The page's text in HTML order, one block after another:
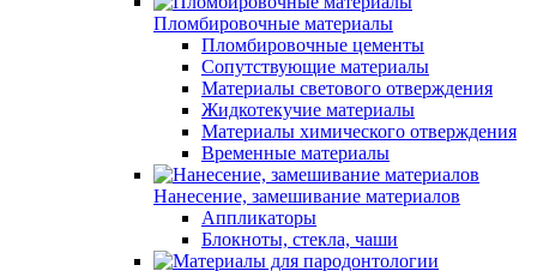
Пломбировочные материалы
Пломбировочные цементы
Сопутствующие материалы
Материалы светового отверждения
Жидкотекучие материалы
Материалы химического отверждения
Временные материалы
Нанесение, замешивание материалов
Аппликаторы
Блокноты, стекла, чаши